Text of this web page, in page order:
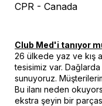
CPR - Canada
Club Med'i tanıyor
26 ülkede yaz ve kış
tesisimiz var.
sunuyoruz.
Bu ilanı neden
ekstra şeyin bir